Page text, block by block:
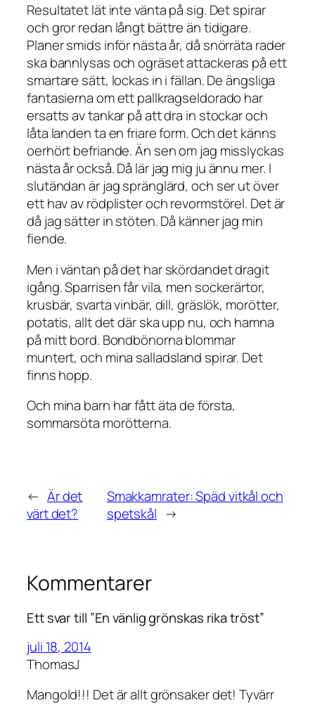
Resultatet lät inte vänta på sig. Det spirar
och gror redan långt bättre än tidigare.
Planer smids inför nästa år, då snörräta rader
ska bannlysas och ogräset attackeras på ett
smartare sätt, lockas in i fällan. De ängsliga
fantasierna om ett pallkragseldorado har
ersatts av tankar på att dra in stockar och
låta landen ta en friare form. Och det känns
oerhört befriande. Än sen om jag misslyckas
nästa år också. Då lär jag mig ju ännu mer. I
slutändan är jag spränglärd, och ser ut över
ett hav av rödplister och revormstörel. Det är
då jag sätter in stöten. Då känner jag min
fiende.
Men i väntan på det har skördandet dragit
igång. Sparrisen får vila, men sockerärtor,
krusbär, svarta vinbär, dill, gräslök, morötter,
potatis, allt det där ska upp nu, och hamna
på mitt bord. Bondbönorna blommar
muntert, och mina salladsland spirar. Det
finns hopp.
Och mina barn har fått äta de första,
sommarsöta morötterna.
← Är det
värt det?
Smakkamrater: Späd vitkål och
spetskål →
Kommentarer
Ett svar till ”En vänlig grönskas rika tröst”
juli 18, 2014
ThomasJ
Mangold!!! Det är allt grönsaker det! Tyvärr